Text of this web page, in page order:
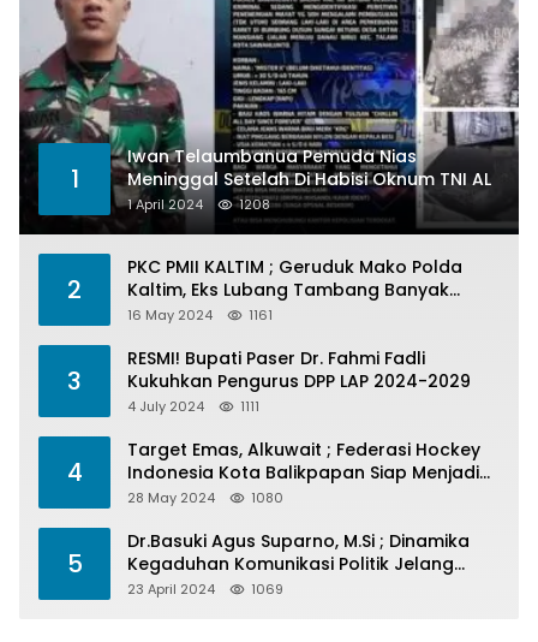
1
Iwan Telaumbanua Pemuda Nias
Meninggal Setelah Di Habisi Oknum TNI AL
1 April 2024 1208
2
PKC PMII KALTIM ; Geruduk Mako Polda
Kaltim, Eks Lubang Tambang Banyak
Menelan Korban
16 May 2024 1161
3
RESMI! Bupati Paser Dr. Fahmi Fadli
Kukuhkan Pengurus DPP LAP 2024-2029
4 July 2024 1111
4
Target Emas, Alkuwait ; Federasi Hockey
Indonesia Kota Balikpapan Siap Menjadi
Barometer Prestasi Di Kaltim
28 May 2024 1080
5
Dr.Basuki Agus Suparno, M.Si ; Dinamika
Kegaduhan Komunikasi Politik Jelang
Pesta Politik 2024
23 April 2024 1069